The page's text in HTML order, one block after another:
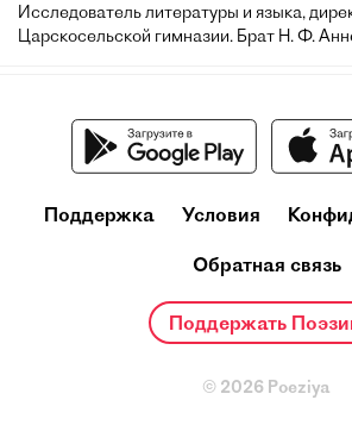
Исследователь литературы и языка,
Царскосельской гимназии. Брат Н. Ф.
Поддержка Условия
Обратная связь
Поддержать
© 2026 Poeziya